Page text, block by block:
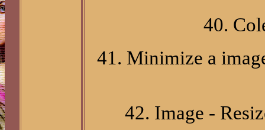
40.
41. Minimize a
42. Image -